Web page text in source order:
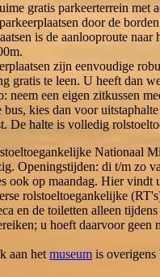
gratis parkeerterrein met
door de
is de aanlooproute naar
zijn eenvoudige
gratis te leen. U heeft dan
neem een eigen zitkussen
bus, kies dan voor
De halte is volledig
Nationaal
Openingstijden: di t/m zo
ook op maandag. Hier vindt
rolstoeltoegankelijke
en de toiletten alleen
u hoeft daarvoor geen
aan het museum is overigens